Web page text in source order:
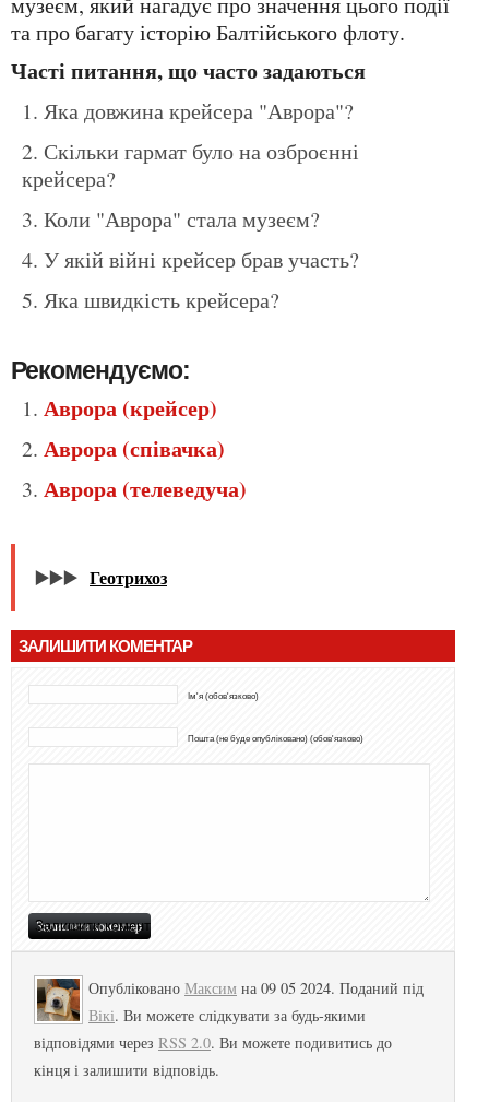
та про багату історію Балтійського флоту.
Часті питання, що часто задаються
Яка довжина крейсера "Аврора"?
Скільки гармат було на озброєнні
крейсера?
Коли "Аврора" стала музеєм?
У якій війні крейсер брав участь?
Яка швидкість крейсера?
Рекомендуємо:
Аврора (крейсер)
Аврора (співачка)
Аврора (телеведуча)
▶️▶️▶️ Геотрихоз
ЗАЛИШИТИ КОМЕНТАР
Ім'я (обов'язково)
Пошта (не буде опубліковано) (обов'язково)
Опубліковано Максим на 09 05 2024. Поданий під
Вікі. Ви можете слідкувати за будь-якими
відповідями через RSS 2.0. Ви можете подивитись до
кінця і залишити відповідь.